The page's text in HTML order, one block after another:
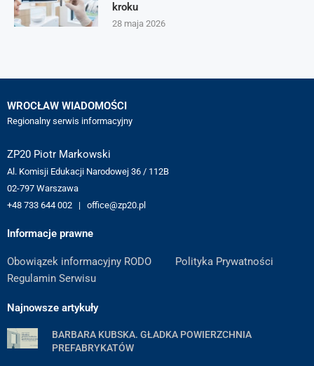
kroku
28 maja 2026
WROCŁAW WIADOMOŚCI
Regionalny serwis informacyjny
ZP20 Piotr Markowski
Al. Komisji Edukacji Narodowej 36 / 112B
02-797 Warszawa
+48 733 644 002 | office@zp20.pl
Informacje prawne
Obowiązek informacyjny RODO
Polityka Prywatności
Regulamin Serwisu
Najnowsze artykuły
BARBARA KUBSKA. GŁADKA POWIERZCHNIA
PREFABRYKATÓW